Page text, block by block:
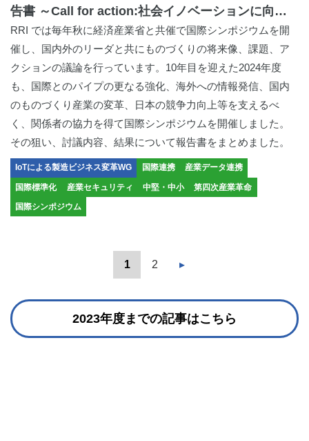
告書 ～Call for action:社会イノベーションに向け
た製造変革～ のリリース
RRI では毎年秋に経済産業省と共催で国際シンポジウムを開
催し、国内外のリーダと共にものづくりの将来像、課題、ア
クションの議論を行っています。10年目を迎えた2024年度
も、国際とのパイプの更なる強化、海外への情報発信、国内
のものづくり産業の変革、日本の競争力向上等を支えるべ
く、関係者の協力を得て国際シンポジウムを開催しました。
その狙い、討議内容、結果について報告書をまとめました。
IoTによる製造ビジネス変革WG 国際連携 産業データ連携
国際標準化 産業セキュリティ 中堅・中小 第四次産業革命
国際シンポジウム
1 2 ▸
2023年度までの記事はこちら